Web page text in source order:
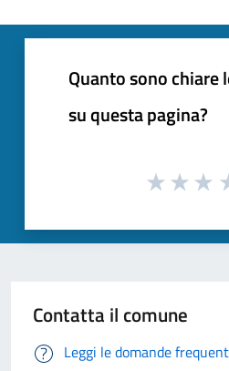
Quanto sono
su questa pagina?
Contatta il comune
Leggi le domande